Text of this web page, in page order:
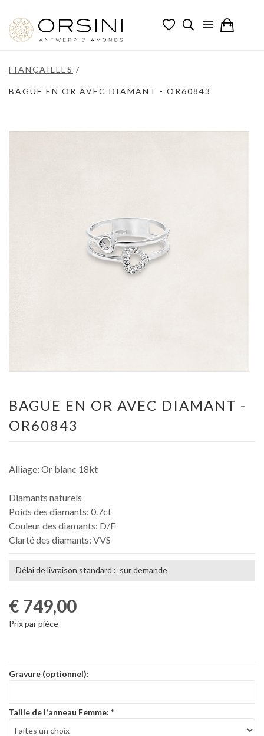
FIANÇAILLES /
BAGUE EN OR AVEC DIAMANT - OR60843
BAGUE EN OR AVEC DIAMANT -
OR60843
Alliage: Or blanc 18kt
Diamants naturels
Poids des diamants: 0.7ct
Couleur des diamants: D/F
Clarté des diamants: VVS
Délai de livraison standard : sur demande
€ 749,00
Prix par pièce
Gravure (optionnel):
Taille de l'anneau Femme: *